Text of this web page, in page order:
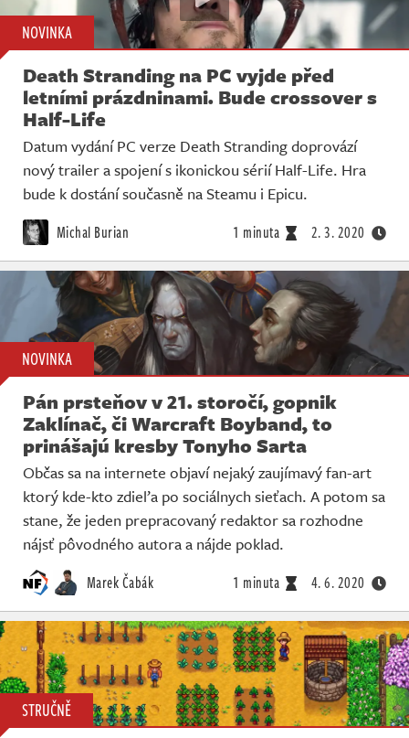
NOVINKA
Death Stranding na PC vyjde před
letními prázdninami. Bude crossover s
Half-Life
Datum vydání PC verze Death Stranding doprovází
nový trailer a spojení s ikonickou sérií Half-Life. Hra
bude k dostání současně na Steamu i Epicu.
Michal Burian 1 minuta 2. 3. 2020
NOVINKA
Pán prsteňov v 21. storočí, gopnik
Zaklínač, či Warcraft Boyband, to
prinášajú kresby Tonyho Sarta
Občas sa na internete objaví nejaký zaujímavý fan-art
ktorý kde-kto zdieľa po sociálnych sieťach. A potom sa
stane, že jeden prepracovaný redaktor sa rozhodne
nájsť pôvodného autora a nájde poklad.
Marek Čabák 1 minuta 4. 6. 2020
STRUČNĚ